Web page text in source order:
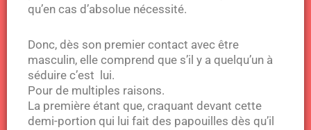
qu’en cas d’absolue nécessité.
Donc, dès son premier contact avec être
masculin, elle comprend que s’il y a quelqu’un à
séduire c’est lui.
Pour de multiples raisons.
La première étant que, craquant devant cette
demi-portion qui lui fait des papouilles dès qu’il